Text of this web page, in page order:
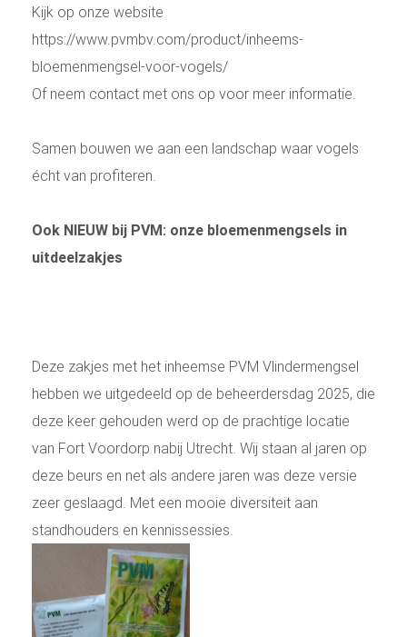
Kijk op onze website
https://www.pvmbv.com/product/inheems-
bloemenmengsel-voor-vogels/
Of neem contact met ons op voor meer informatie.
Samen bouwen we aan een landschap waar vogels
écht van profiteren.
Ook NIEUW bij PVM: onze bloemenmengsels in
uitdeelzakjes
Deze zakjes met het inheemse PVM Vlindermengsel
hebben we uitgedeeld op de beheerdersdag 2025, die
deze keer gehouden werd op de prachtige locatie
van Fort Voordorp nabij Utrecht. Wij staan al jaren op
deze beurs en net als andere jaren was deze versie
zeer geslaagd. Met een mooie diversiteit aan
standhouders en kennissessies.